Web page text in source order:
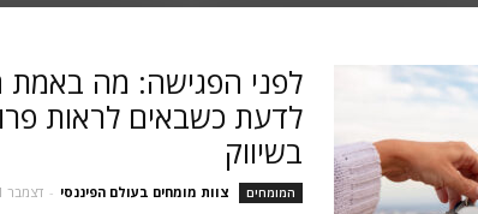
לפני הפגישה: מה באמת
לדעת כשבאים לראות
בשיווק
המומחים צוות מומחים בעולם הפיננסי - דצמבר 21, 2025